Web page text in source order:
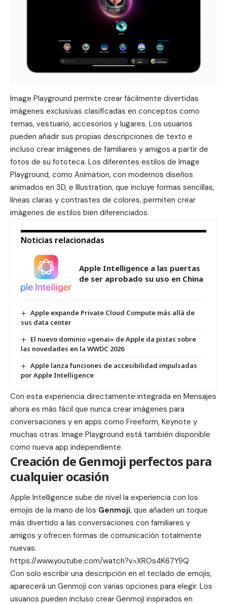
Image Playground permite crear fácilmente divertidas
imágenes exclusivas clasificadas en conceptos como
temas, vestuario, accesorios y lugares. Los usuarios
pueden añadir sus propias descripciones de texto e
incluso crear imágenes de familiares y amigos a partir de
fotos de su fototeca. Los diferentes estilos de Image
Playground, como Animation, con modernos diseños
animados en 3D, e Illustration, que incluye formas sencillas,
líneas claras y contrastes de colores, permiten crear
imágenes de estilos bien diferenciados.
Noticias relacionadas
Apple Intelligence a las puertas
de ser aprobado su uso en China
Apple expande Private Cloud Compute más allá de
sus data center
El nuevo dominio «genai» de Apple da pistas sobre
las novedades en la WWDC 2026
Apple lanza funciones de accesibilidad impulsadas
por Apple Intelligence
Con esta experiencia directamente integrada en Mensajes
ahora es más fácil que nunca crear imágenes para
conversaciones y en apps como Freeform, Keynote y
muchas otras. Image Playground está también disponible
como nueva app independiente.
Creación de Genmoji perfectos para
cualquier ocasión
Apple Intelligence sube de nivel la experiencia con los
emojis de la mano de los Genmoji, que añaden un toque
más divertido a las conversaciones con familiares y
amigos y ofrecen formas de comunicación totalmente
nuevas.
https://www.youtube.com/watch?v=XROs4K67Y9Q
Con solo escribir una descripción en el teclado de emojis,
aparecerá un Genmoji con varias opciones para elegir. Los
usuarios pueden incluso crear Genmoji inspirados en